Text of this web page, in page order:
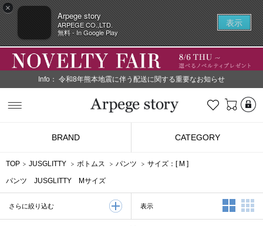
×
Arpege story
ARPEGE CO.,LTD.
無料 - In Google Play
表示
Info： 令和8年熊本地震に伴う配送に関する重要なお知らせ
お気に入り
BRAND CATEGORY
TOP JUSGLITTY ボトムス パンツ サイズ：[ M ]
パンツ JUSGLITTY Mサイズ
さらに絞り込む 表示 2列表示